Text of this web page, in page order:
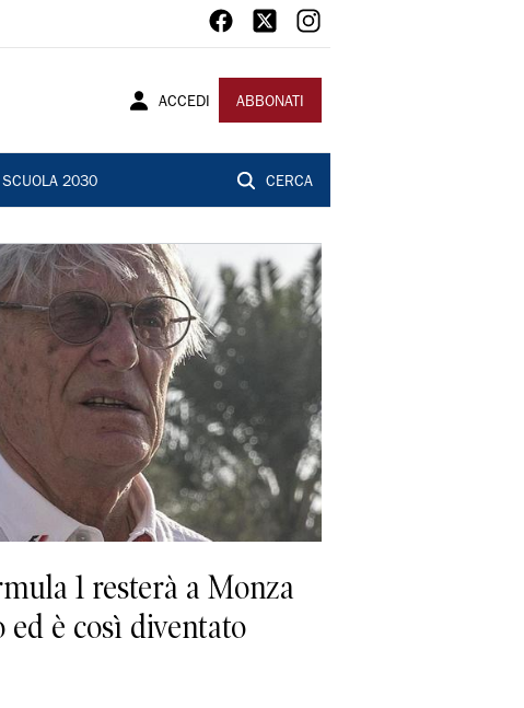
ACCEDI ABBONATI
SCUOLA 2030 CERCA
1 resterà a Monza
è così diventato